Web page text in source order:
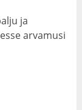
ja
arvamusi